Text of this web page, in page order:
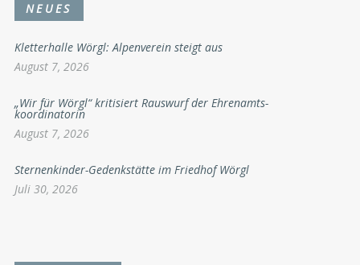
NEUES
Kletterhalle Wörgl: Alpenverein steigt aus
August 7, 2026
„Wir für Wörgl“ kritisiert Rauswurf der Ehrenamts-
koordinatorin
August 7, 2026
Sternenkinder-Gedenkstätte im Friedhof Wörgl
Juli 30, 2026